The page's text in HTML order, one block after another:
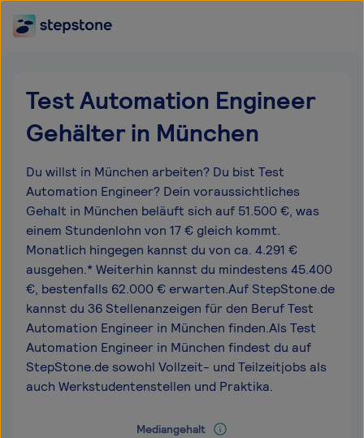
Test Automation Engineer
Gehälter in München
Du willst in München arbeiten? Du bist Test
Automation Engineer? Dein voraussichtliches
Gehalt in München beläuft sich auf 51.500 €, was
einem Stundenlohn von 17 € gleich kommt.
Monatlich hingegen kannst du von ca. 4.291 €
ausgehen.* Weiterhin kannst du mindestens 45.400
€, bestenfalls 62.000 € erwarten.Auf StepStone.de
kannst du 36 Stellenanzeigen für den Beruf Test
Automation Engineer in München finden.Als Test
Automation Engineer in München findest du auf
StepStone.de sowohl Vollzeit- und Teilzeitjobs als
auch Werkstudentenstellen und Praktika.
Mediangehalt